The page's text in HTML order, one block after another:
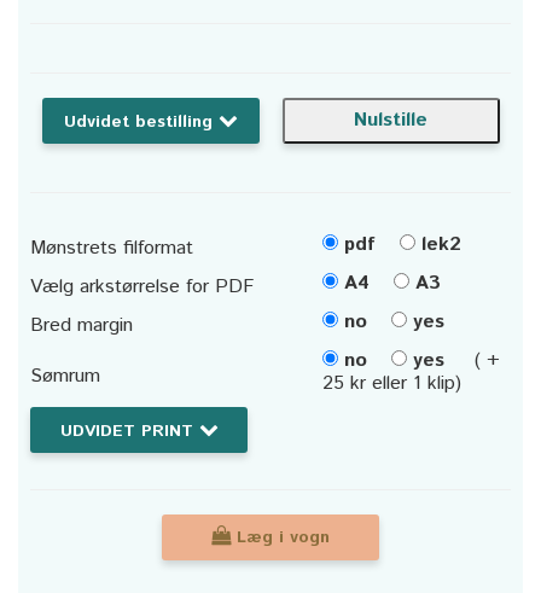
Udvidet bestilling
Mønstrets filformat pdf
lek2
Vælg arkstørrelse for PDF
A4
A3
Bred margin
no
yes
Sømrum
no yes
( +
25 kr eller 1 klip)
UDVIDET PRINT
Læg i vogn